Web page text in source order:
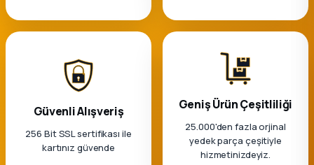
Güvenli Alışveriş
256 Bit SSL sertifikası ile
kartınız güvende
Geniş Ürün Çeşitliliği
25.000'den fazla orjinal
yedek parça çeşitiyle
hizmetinizdeyiz.